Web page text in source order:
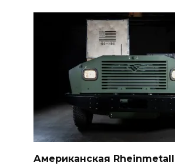
Американская Rheinmetall